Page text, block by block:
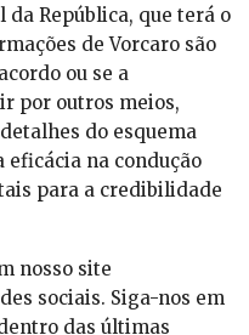
República, que terá o
de Vorcaro são
ou se a
por outros meios,
do esquema
na condução
para a credibilidade
nosso site
sociais. Siga-nos em
das últimas